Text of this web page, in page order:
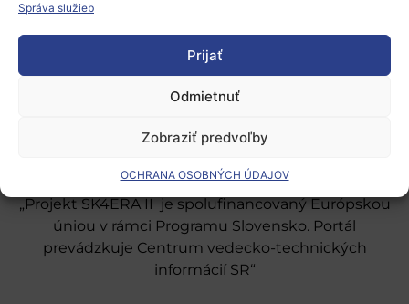
Správa služieb
Prijať
Odmietnuť
Zobraziť predvoľby
OCHRANA OSOBNÝCH ÚDAJOV
Oblasti našej podpory
Podporné schémy a služby
Grantové programy pre výskum
Odber noviniek
„Projekt SK4ERA II je spolufinancovaný Európskou
úniou v rámci Programu Slovensko. Portál
prevádzkuje Centrum vedecko-technických
informácií SR“